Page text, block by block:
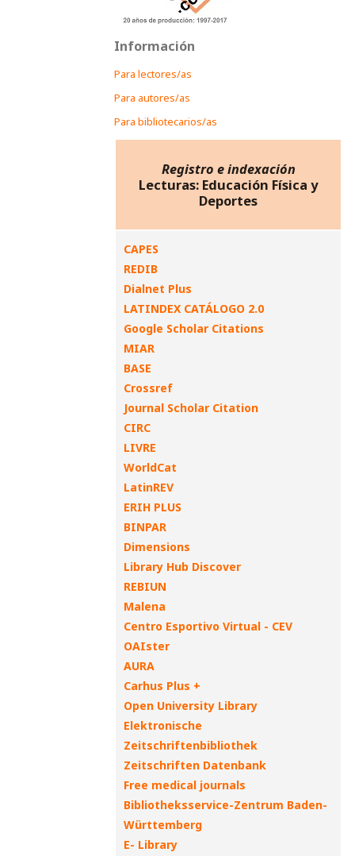
Información
Para lectores/as
Para autores/as
Para bibliotecarios/as
Registro e indexación
Lecturas: Educación Física y
Deportes
CAPES
REDIB
Dialnet Plus
LATINDEX CATÁLOGO 2.0
Google Scholar Citations
MIAR
BASE
Crossref
Journal Scholar Citation
CIRC
LIVRE
WorldCat
LatinREV
ERIH PLUS
BINPAR
Dimensions
Library Hub Discover
REBIUN
Malena
Centro Esportivo Virtual - CEV
OAIster
AURA
Carhus Plus +
Open University Library
Elektronische
Zeitschriftenbibliothek
Zeitschriften Datenbank
Free medical journals
Bibliotheksservice-Zentrum Baden-
Württemberg
E- Library